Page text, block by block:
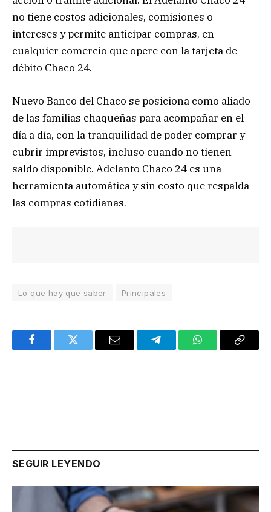
no tiene costos adicionales, comisiones o
intereses y permite anticipar compras, en
cualquier comercio que opere con la tarjeta de
débito Chaco 24.
Nuevo Banco del Chaco se posiciona como aliado
de las familias chaqueñas para acompañar en el
día a día, con la tranquilidad de poder comprar y
cubrir imprevistos, incluso cuando no tienen
saldo disponible. Adelanto Chaco 24 es una
herramienta automática y sin costo que respalda
las compras cotidianas.
Lo que hay que saber Principales
FacebookTwitter Email TelegramWhatsAppCopy
SEGUIR LEYENDO